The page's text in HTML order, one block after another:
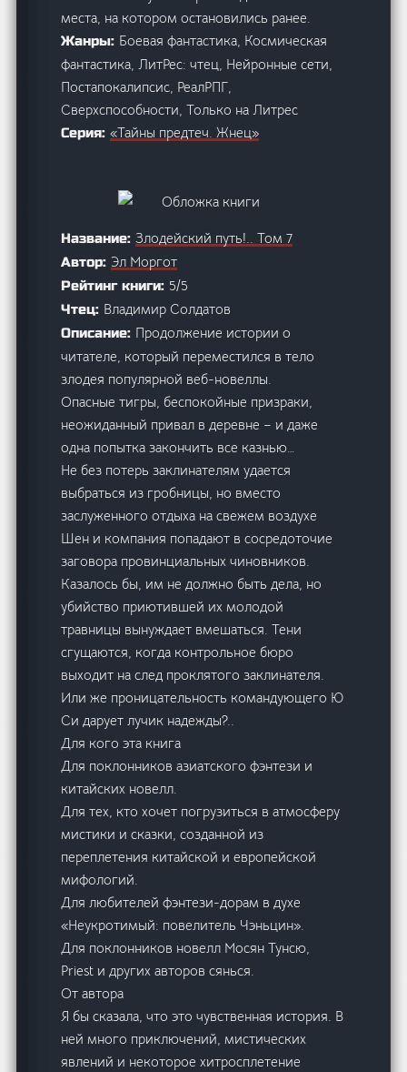
места, на котором остановились ранее.
Жанры: Боевая фантастика, Космическая
фантастика, ЛитРес: чтец, Нейронные сети,
Постапокалипсис, РеалРПГ,
Сверхспособности, Только на Литрес
Серия:«Тайны предтеч. Жнец»
Название:Злодейский путь!.. Том 7
Автор: Эл Моргот
Рейтинг книги: 5/5
Чтец: Владимир Солдатов
Описание: Продолжение истории о
читателе, который переместился в тело
злодея популярной веб-новеллы.
Опасные тигры, беспокойные призраки,
неожиданный привал в деревне – и даже
одна попытка закончить все казнью…
Не без потерь заклинателям удается
выбраться из гробницы, но вместо
заслуженного отдыха на свежем воздухе
Шен и компания попадают в сосредоточие
заговора провинциальных чиновников.
Казалось бы, им не должно быть дела, но
убийство приютившей их молодой
травницы вынуждает вмешаться. Тени
сгущаются, когда контрольное бюро
выходит на след проклятого заклинателя.
Или же проницательность командующего Ю
Си дарует лучик надежды?..
Для кого эта книга
Для поклонников азиатского фэнтези и
китайских новелл.
Для тех, кто хочет погрузиться в атмосферу
мистики и сказки, созданной из
переплетения китайской и европейской
мифологий.
Для любителей фэнтези-дорам в духе
«Неукротимый: повелитель Чэньцин».
Для поклонников новелл Мосян Тунсю,
Priest и других авторов сянься.
От автора
Я бы сказала, что это чувственная история. В
ней много приключений, мистических
явлений и некоторое хитросплетение